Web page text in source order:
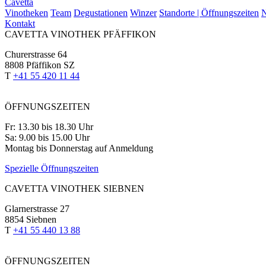
Cavetta
Vinotheken Team Degustationen Winzer Standorte | Öffnungszeiten
Kontakt
CAVETTA VINOTHEK PFÄFFIKON
Churerstrasse 64
8808 Pfäffikon SZ
T +41 55 420 11 44
ÖFFNUNGSZEITEN
Fr: 13.30 bis 18.30 Uhr
Sa: 9.00 bis 15.00 Uhr
Montag bis Donnerstag auf Anmeldung
Spezielle Öffnungszeiten
CAVETTA VINOTHEK SIEBNEN
Glarnerstrasse 27
8854 Siebnen
T +41 55 440 13 88
ÖFFNUNGSZEITEN